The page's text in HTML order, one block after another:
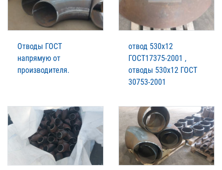
Отводы ГОСТ
напрямую от
производителя.
отвод 530х12
ГОСТ17375-2001 ,
отводы 530х12 ГОСТ
30753-2001